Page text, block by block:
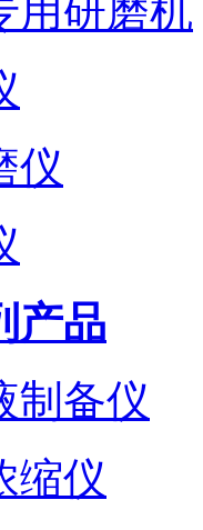
用研磨机
仪
产品
制备仪
缩仪